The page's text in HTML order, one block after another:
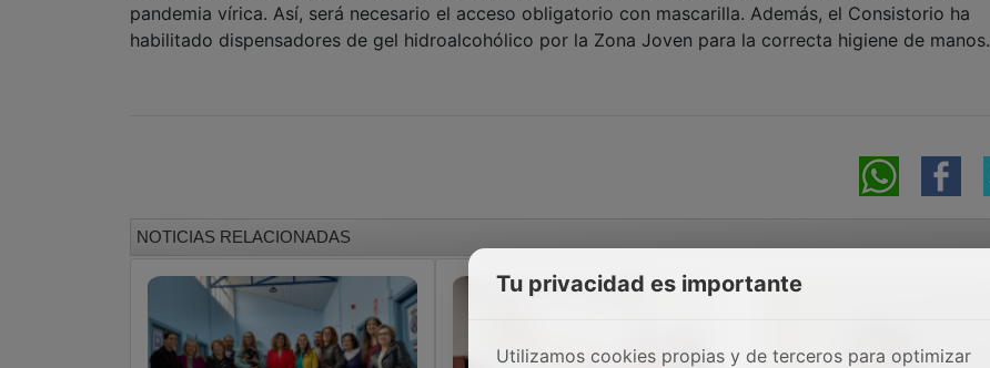
pandemia vírica. Así, será necesario el acceso obligatorio con mascarilla. Además, el Consistorio ha
habilitado dispensadores de gel hidroalcohólico por la Zona Joven para la correcta higiene de manos.
NOTICIAS RELACIONADAS
Tu privacidad es importante
Utilizamos cookies propias y de terceros para optimizar